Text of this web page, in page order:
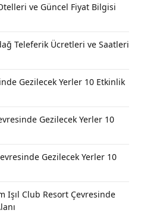
ve Güncel Fiyat Bilgisi
Teleferik Ücretleri ve Saatleri
Gezilecek Yerler 10 Etkinlik
Gezilecek Yerler 10
Gezilecek Yerler 10
Işıl Club Resort Çevresinde